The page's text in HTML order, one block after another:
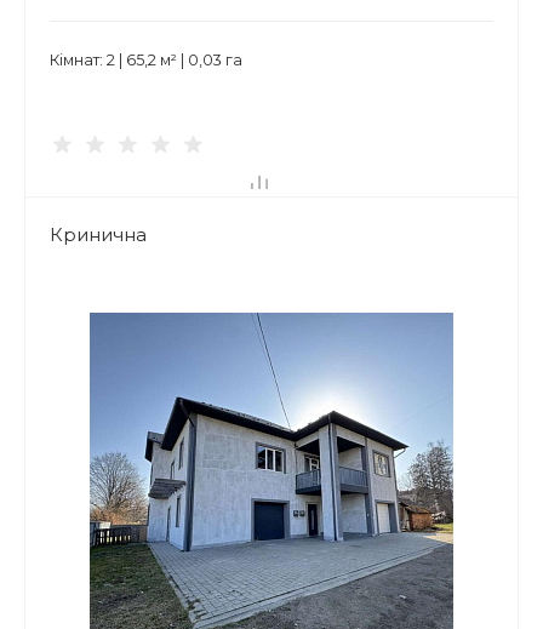
Кімнат: 2 | 65,2 м² | 0,03 га
Кринична